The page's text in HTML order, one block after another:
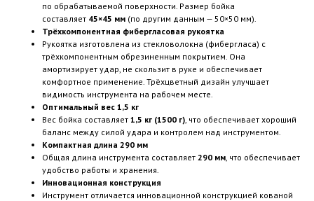
по обрабатываемой поверхности. Размер бойка
составляет 45×45 мм (по другим данным — 50×50 мм).
Трёхкомпонентная фибергласовая рукоятка
Рукоятка изготовлена из стекловолокна (фибергласа) с
трёхкомпонентным обрезиненным покрытием. Она
амортизирует удар, не скользит в руке и обеспечивает
комфортное применение. Трёхцветный дизайн улучшает
видимость инструмента на рабочем месте.
Оптимальный вес 1,5 кг
Вес бойка составляет 1,5 кг (1500 г), что обеспечивает хороший
баланс между силой удара и контролем над инструментом.
Компактная длина 290 мм
Общая длина инструмента составляет 290 мм, что обеспечивает
удобство работы и хранения.
Инновационная конструкция
Инструмент отличается инновационной конструкцией кованой